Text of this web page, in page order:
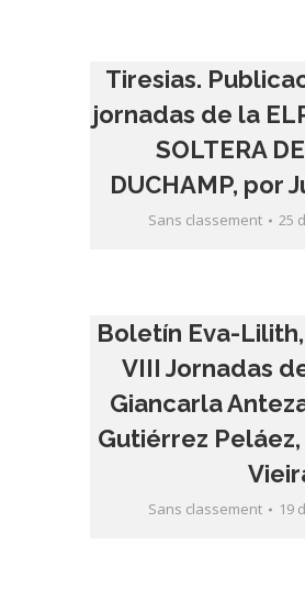
Tiresias.
jornadas de la
SOLTERA
DUCHAMP, por
Sans classement 25
Boletín Eva-
VIII Jornadas
Giancarla
Gutiérrez
Sans classement 19